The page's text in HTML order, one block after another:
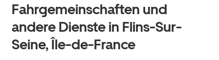
Fahrgemeinschaften und
andere Dienste in Flins-Sur-
Seine, Île-de-France